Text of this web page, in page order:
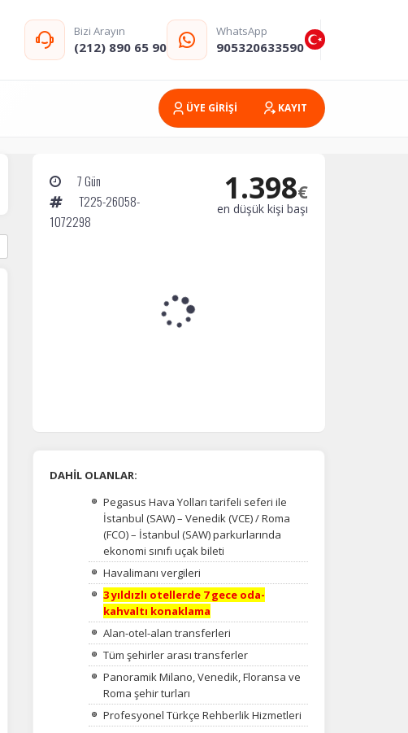
Bizi Arayın
(212) 890 65 90
WhatsApp
905320633590
ÜYE GİRİŞİ KAYIT
7 Gün
T225-26058-
1072298
1.398€
en düşük kişi başı
DAHİL OLANLAR:
Pegasus Hava Yolları tarifeli seferi ile
İstanbul (SAW) – Venedik (VCE) / Roma
(FCO) – İstanbul (SAW) parkurlarında
ekonomi sınıfı uçak bileti
Havalimanı vergileri
3 yıldızlı otellerde 7 gece oda-
kahvaltı konaklama
Alan-otel-alan transferleri
Tüm şehirler arası transferler
Panoramik Milano, Venedik, Floransa ve
Roma şehir turları
Profesyonel Türkçe Rehberlik Hizmetleri